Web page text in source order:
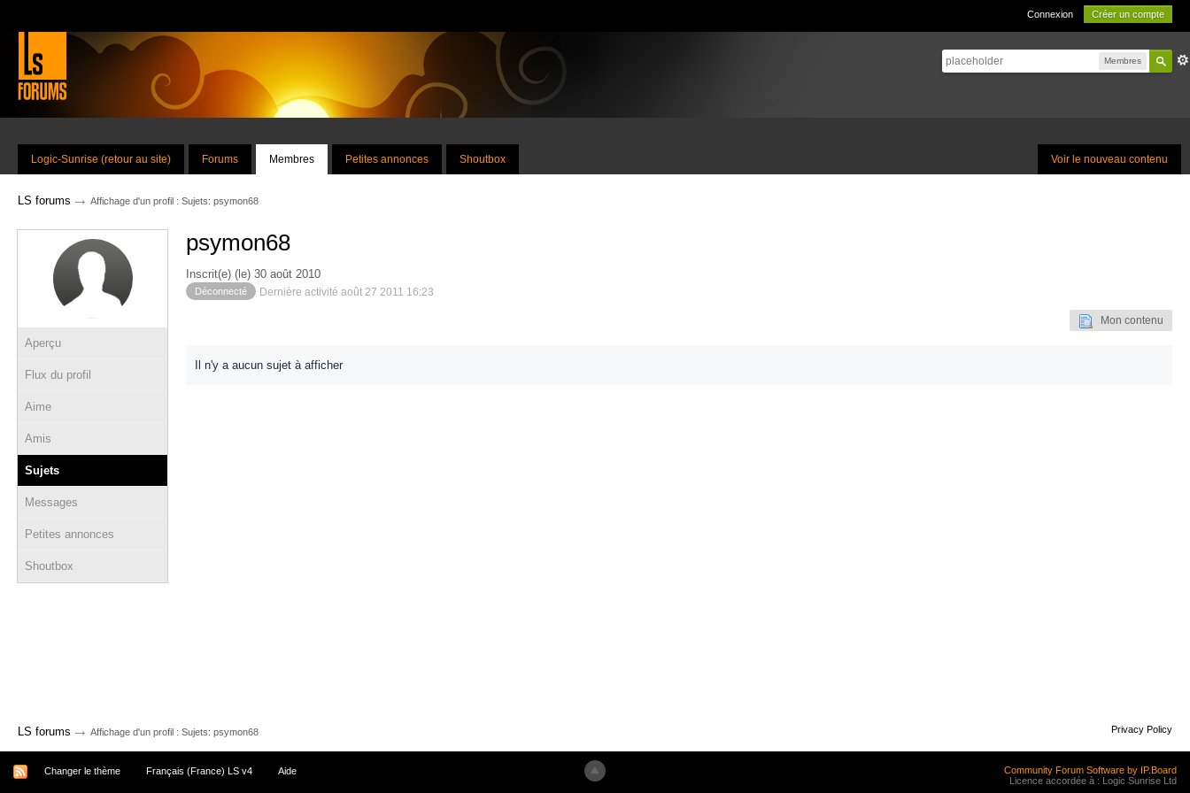
Connexion Créer un compte
Membres
Voir le nouveau contenu
Logic-Sunrise (retour au site) Forums Membres Petites annonces Shoutbox
LS forums → Affichage d'un profil : Sujets: psymon68
Aperçu
Flux du profil
Aime
Amis
Sujets
Messages
Petites annonces
Shoutbox
psymon68
Inscrit(e) (le) 30 août 2010
Déconnecté Dernière activité août 27 2011 16:23
Mon contenu
Il n'y a aucun sujet à afficher
LS forums → Affichage d'un profil : Sujets: psymon68 Privacy Policy
Changer le thème Français (France) LS v4 Aide
Community Forum Software by IP.Board
Licence accordée à : Logic Sunrise Ltd